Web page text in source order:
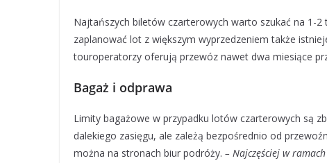
Najtańszych biletów czarterowych warto szukać na 1-
zaplanować lot z większym wyprzedzeniem także
touroperatorzy oferują przewóz nawet dwa miesiące
Bagaż i odprawa
Limity bagażowe w przypadku lotów czarterowych są
dalekiego zasięgu, ale zależą bezpośrednio od
można na stronach biur podróży. – Najczęściej w